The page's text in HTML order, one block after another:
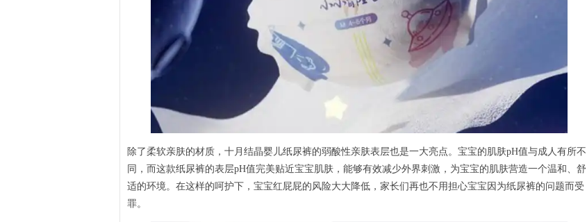
除了柔软亲肤的材质，十月结晶婴儿纸尿裤的弱酸性亲肤表层也是一大亮点。宝宝的肌肤pH值与成人有所不
同，而这款纸尿裤的表层pH值完美贴近宝宝肌肤，能够有效减少外界刺激，为宝宝的肌肤营造一个温和、舒
适的环境。在这样的呵护下，宝宝红屁屁的风险大大降低，家长们再也不用担心宝宝因为纸尿裤的问题而受
罪。